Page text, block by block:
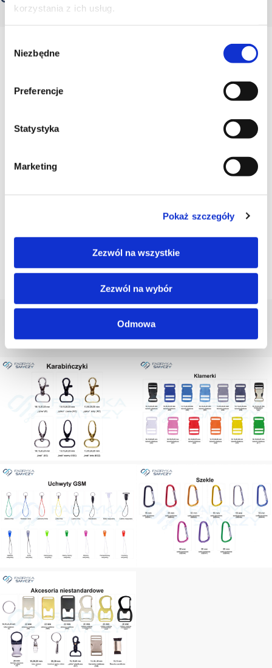
korzystania z ich usług.
zgody
Niezbędne
Preferencje
Statystyka
Marketing
Pokaż szczegóły
Zezwól na wszystkie
Zezwól na wybór
Odmowa